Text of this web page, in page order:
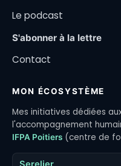
Le podcast
S'abonner à la lettre
Contact
MON ÉCOSYSTÈME
Mes initiatives dédiées
l'accompagnement
IFPA Poitiers (centre de